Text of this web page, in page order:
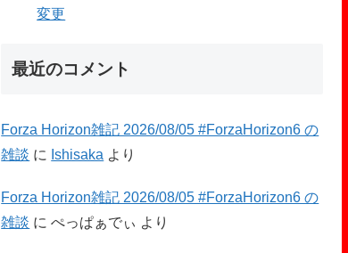
変更
最近のコメント
Forza Horizon雑記 2026/08/05 #ForzaHorizon6 の
雑談 に Ishisaka より
Forza Horizon雑記 2026/08/05 #ForzaHorizon6 の
雑談 にぺっぱぁでぃ より